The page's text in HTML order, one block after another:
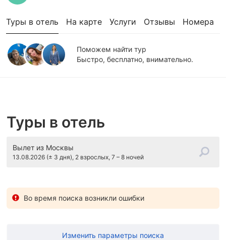
Туры в отель На карте Услуги Отзывы Номера
Поможем найти тур
Быстро, бесплатно, внимательно.
Туры в отель
Вылет из Москвы
13.08.2026 (± 3 дня), 2 взрослых, 7 – 8 ночей
Во время поиска возникли ошибки
Изменить параметры поиска